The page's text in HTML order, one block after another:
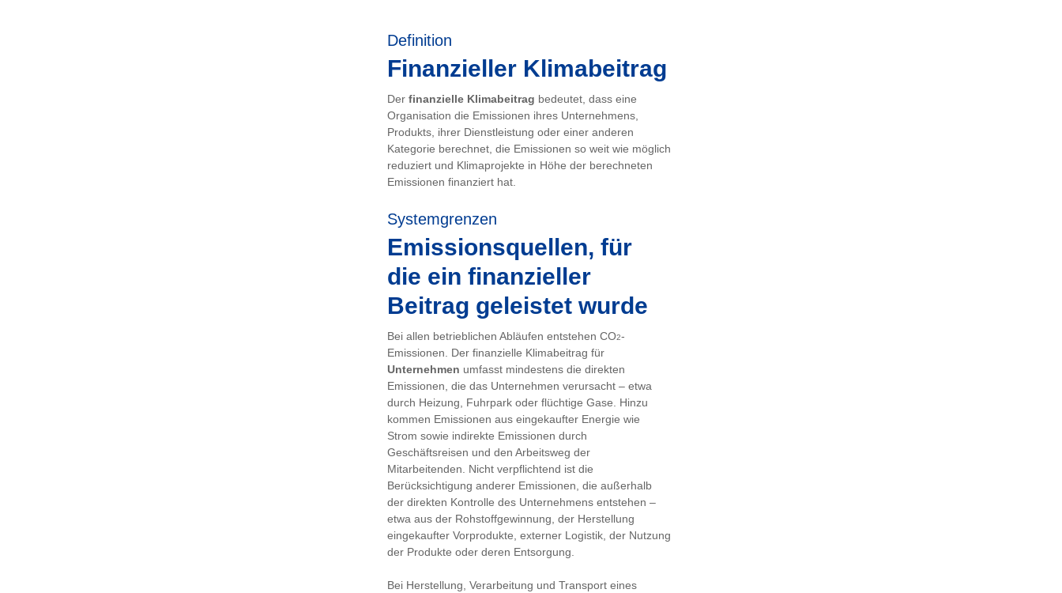
Definition
Finanzieller Klimabeitrag
Der finanzielle Klimabeitrag bedeutet, dass eine
Organisation die Emissionen ihres Unternehmens,
Produkts, ihrer Dienstleistung oder einer anderen
Kategorie berechnet, die Emissionen so weit wie möglich
reduziert und Klimaprojekte in Höhe der berechneten
Emissionen finanziert hat.
Systemgrenzen
Emissionsquellen, für
die ein finanzieller
Beitrag geleistet wurde
Bei allen betrieblichen Abläufen entstehen CO2-
Emissionen. Der finanzielle Klimabeitrag für
Unternehmen umfasst mindestens die direkten
Emissionen, die das Unternehmen verursacht – etwa
durch Heizung, Fuhrpark oder flüchtige Gase. Hinzu
kommen Emissionen aus eingekaufter Energie wie
Strom sowie indirekte Emissionen durch
Geschäftsreisen und den Arbeitsweg der
Mitarbeitenden. Nicht verpflichtend ist die
Berücksichtigung anderer Emissionen, die außerhalb
der direkten Kontrolle des Unternehmens entstehen –
etwa aus der Rohstoffgewinnung, der Herstellung
eingekaufter Vorprodukte, externer Logistik, der Nutzung
der Produkte oder deren Entsorgung.
Bei Herstellung, Verarbeitung und Transport eines